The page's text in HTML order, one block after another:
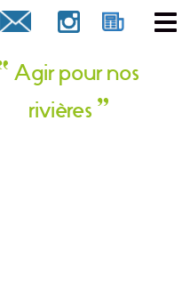
Agir pour nos
rivières
: